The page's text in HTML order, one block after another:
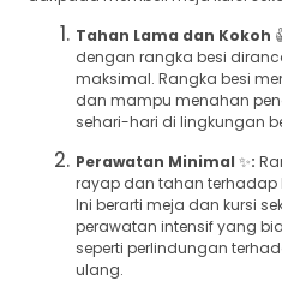
Tahan Lama dan Kokoh
dengan rangka besi
maksimal. Rangka besi
dan mampu menahan
sehari-hari di lingkungan
Perawatan Minimal ✨:
rayap dan tahan terhadap
Ini berarti meja dan kursi
perawatan intensif yang
seperti perlindungan
ulang.